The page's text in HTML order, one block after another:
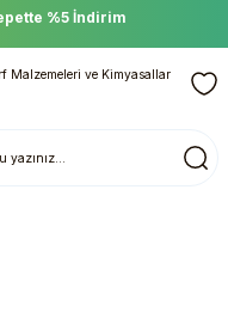
%5 İndirim